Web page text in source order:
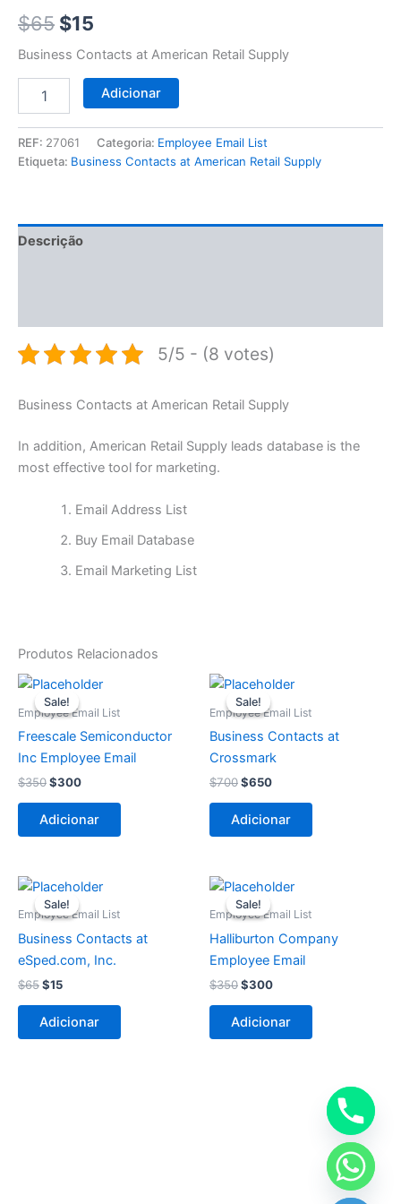
$65 $15
Business Contacts at American Retail Supply
Adicionar
REF: 27061 Categoria: Employee Email List
Etiqueta: Business Contacts at American Retail Supply
Descrição
5/5 - (8 votes)
Business Contacts at American Retail Supply
In addition, American Retail Supply leads database is the
most effective tool for marketing.
Email Address List
Buy Email Database
Email Marketing List
Produtos Relacionados
Sale!
Sale!
Employee Email List
Freescale Semiconductor
Inc Employee Email
$350
O
preço
original
$350.
$300
O
atual
$300.
Adicionar
Sale!
Sale!
Employee Email List
Business Contacts at
Crossmark
$700
O
preço
original
$700.
$650
O
atual
$650.
Adicionar
Sale!
Sale!
Employee Email List
Business Contacts at
eSped.com, Inc.
$65
O
preço
original
$65.
$15
O
preço
atual
$15.
Adicionar
Sale!
Sale!
Employee Email List
Halliburton Company
Employee Email
$350
O
preço
original
$350.
$300
O
atual
$300.
Adicionar